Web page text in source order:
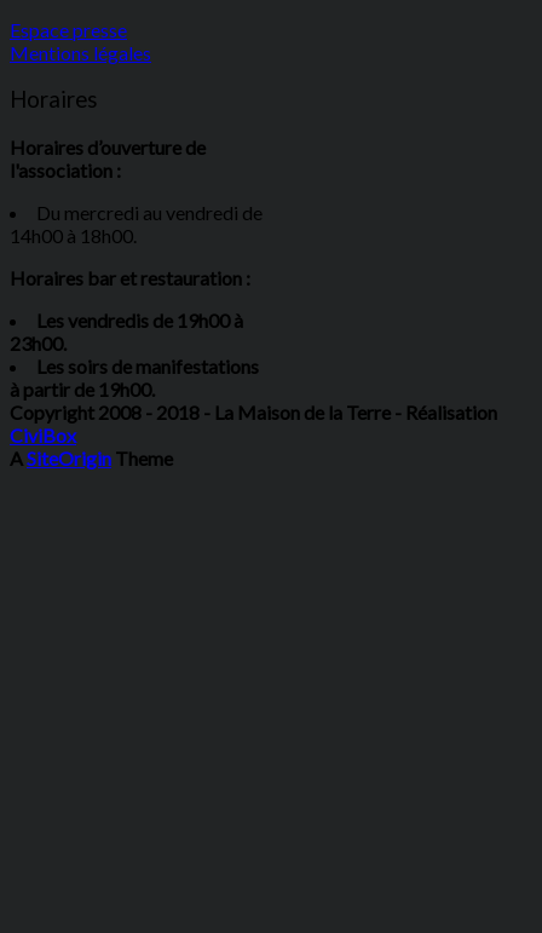
Espace presse
Mentions légales
Horaires
Horaires d’ouverture de
l'association :
Du mercredi au vendredi de
14h00 à 18h00.
Horaires bar et restauration :
Les vendredis de 19h00 à
23h00.
Les soirs de manifestations
à partir de 19h00.
Copyright 2008 - 2018 - La Maison de la Terre - Réalisation
CiviBox
ASiteOrigin Theme